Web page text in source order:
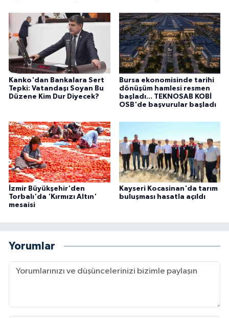
Kanko'dan Bankalara Sert
Tepki: Vatandaşı Soyan Bu
Düzene Kim Dur Diyecek?
Bursa ekonomisinde tarihi
dönüşüm hamlesi resmen
başladı... TEKNOSAB KOBİ
OSB'de başvurular başladı
İzmir Büyükşehir'den
Torbalı'da 'Kırmızı Altın'
mesaisi
Kayseri Kocasinan'da tarım
buluşması hasatla açıldı
Yorumlar